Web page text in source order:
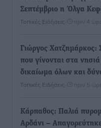
Σεπτέμβριο η Όλγα
Τοπικές Ειδήσεις πριν 4 ώρες
Γιώργος Χατζημάρκος:
που γίνονται στα νησιά
δικαίωμα όλων και
Τοπικές Ειδήσεις πριν 5 ώρες
Κάρπαθος: Παλιά
Αρδάνι –